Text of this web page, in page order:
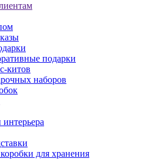
подарки
китов
наборов
для хранения